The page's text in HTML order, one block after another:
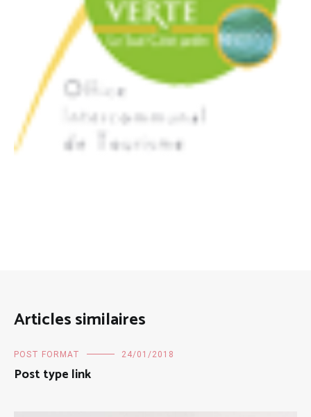
Articles similaires
POST FORMAT 24/01/2018
Post type link